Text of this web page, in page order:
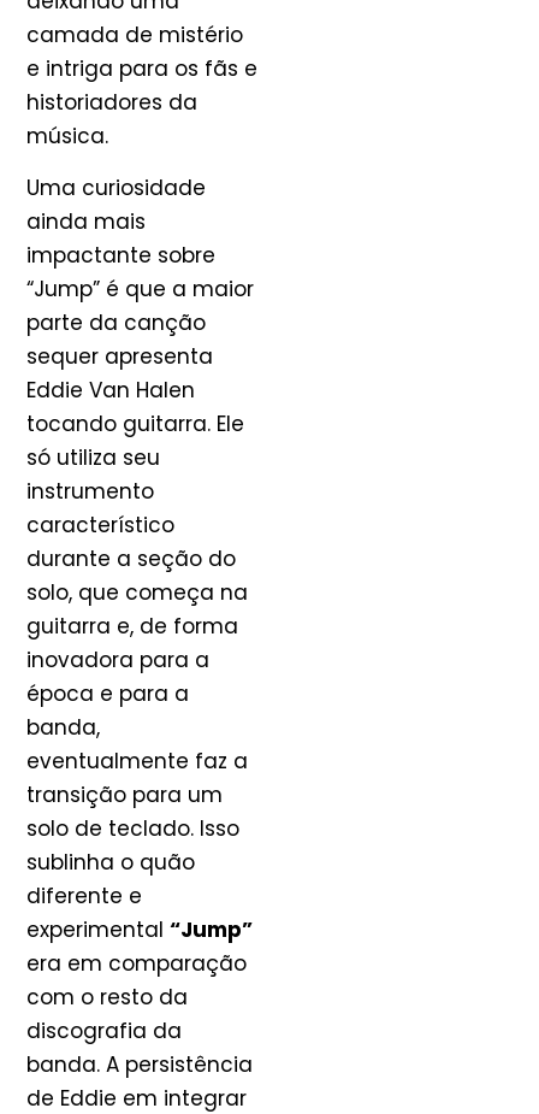
camada de mistério
e intriga para os fãs e
historiadores da
música.
Uma curiosidade
ainda mais
impactante sobre
“Jump” é que a maior
parte da canção
sequer apresenta
Eddie Van Halen
tocando guitarra. Ele
só utiliza seu
instrumento
característico
durante a seção do
solo, que começa na
guitarra e, de forma
inovadora para a
época e para a
banda,
eventualmente faz a
transição para um
solo de teclado. Isso
sublinha o quão
diferente e
experimental “Jump”
era em comparação
com o resto da
discografia da
banda. A persistência
de Eddie em integrar